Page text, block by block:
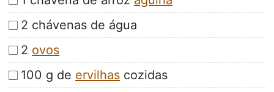
2 chávenas de água
2 ovos
100 g de ervilhas cozidas